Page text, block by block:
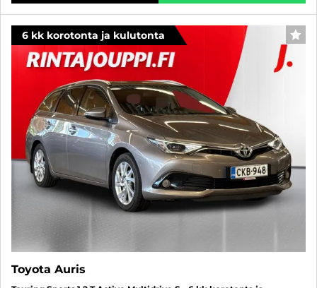
6 kk korotonta ja kulutonta
Toyota Auris